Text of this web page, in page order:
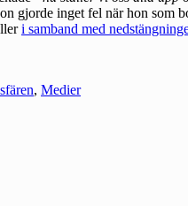
gjorde inget fel när hon som
i samband med
, Medier